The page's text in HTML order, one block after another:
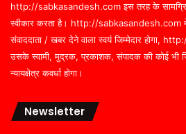
http://sabkasandesh.com इस तरह के
स्वीकार करता है। http://sabkasandesh.com में
संवाददाता / खबर देने वाला स्वयं जिम्मेदार होगा,
उसके स्वामी, मुद्रक, प्रकाशक, संपादक की कोई भी
न्यायक्षेत्र कवर्धा होगा।
Newsletter